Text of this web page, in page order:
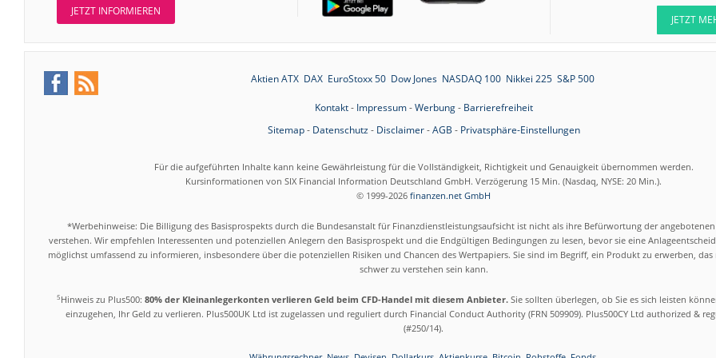
Henkel vz. Buy
11:11
11:05
Stellantis
11:01
Kontron Halten
10:58
Jungheinrich
Buy
JETZT INFORMIEREN
JETZT
Aktien ATX DAX EuroStoxx 50 Dow Jones NASDAQ 100 Nikkei 225 S&P 500
Kontakt- Impressum-Werbung- Barrierefreiheit
Sitemap- Datenschutz- Disclaimer-AGB - Privatsphäre-Einstellungen
Für die aufgeführten Inhalte kann keine Gewährleistung für die Vollständigkeit, Richtigkeit und Genauigkeit übernommen werden.
Kursinformationen von SIX Financial Information Deutschland GmbH. Verzögerung 15 Min. (Nasdaq, NYSE: 20 Min.).
© 1999-2026 finanzen.net GmbH
*Werbehinweise: Die Billigung des Basisprospekts durch die Bundesanstalt für Finanzdienstleistungsaufsicht ist nicht als ihre Befürwortung der
verstehen. Wir empfehlen Interessenten und potenziellen Anlegern den Basisprospekt und die Endgültigen Bedingungen zu lesen, bevor sie eine
möglichst umfassend zu informieren, insbesondere über die potenziellen Risiken und Chancen des Wertpapiers. Sie sind im Begriff, ein Produkt zu erwerben,
schwer zu verstehen sein kann.
5Hinweis zu Plus500: 80% der Kleinanlegerkonten verlieren Geld beim CFD-Handel mit diesem Anbieter.Sie sollten überlegen, ob Sie es sich leisten
einzugehen, Ihr Geld zu verlieren. Plus500UK Ltd ist zugelassen und reguliert durch Financial Conduct Authority (FRN 509909). Plus500CY Ltd authorized &
(#250/14).